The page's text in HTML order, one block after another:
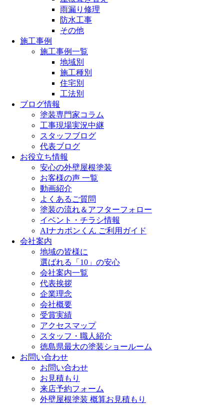
雨漏り修理
防水工事
その他
施工事例
施工事例一覧
地域別
施工種別
住宅別
工法別
ブログ情報
塗装専門家コラム
工事現場実況中継
スタッフブログ
代表ブログ
お役立ち情報
安心の外壁屋根塗装
お客様の声 一覧
動画紹介
よくあるご質問
塗装の流れ＆アフターフォロー
イベント・チラシ情報
AIナカポンくん ご利用ガイド
会社案内
地域の皆様に
選ばれる「10」の安心
会社案内一覧
代表挨拶
企業理念
会社概要
受賞実績
アクセスマップ
スタッフ・職人紹介
徳島県最大の塗装ショールーム
お問い合わせ
お問い合わせ
お見積もり
来店予約フォーム
外壁屋根塗装 概算お見積もり